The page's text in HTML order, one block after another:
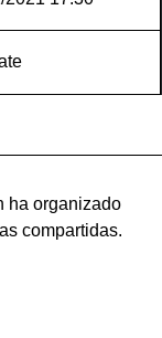
ha organizado
compartidas.